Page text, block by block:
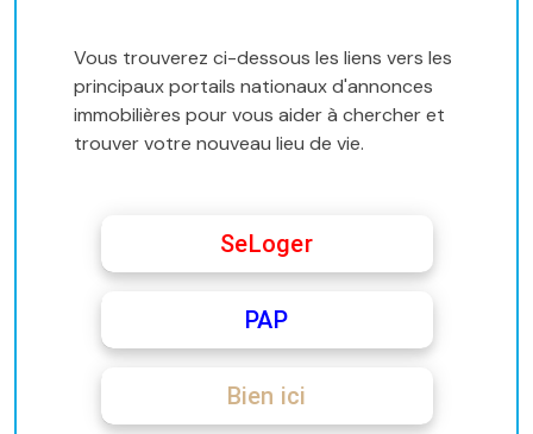
Vous trouverez ci-dessous les liens vers les
principaux portails nationaux d'annonces
immobilières pour vous aider à chercher et
trouver votre nouveau lieu de vie.
SeLoger
PAP
Bien ici